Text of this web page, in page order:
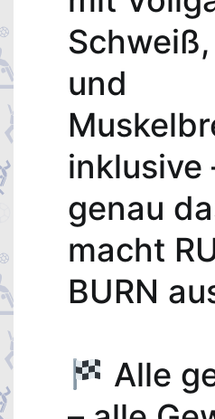
und
inklusive
genau
macht
BURN
Alle